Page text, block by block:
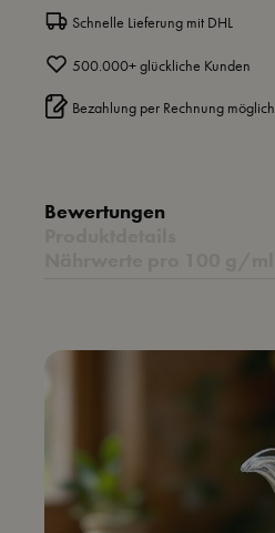
Schnelle Lieferung mit DHL
500.000+ glückliche Kunden
Bezahlung per Rechnung möglich
Bewertungen